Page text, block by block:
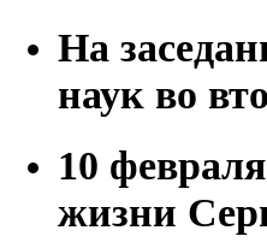
На
наук во
10
жизни